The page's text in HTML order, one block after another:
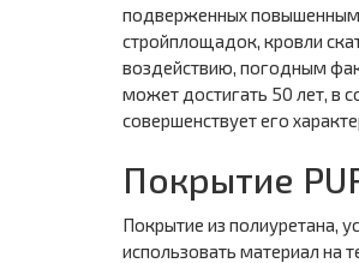
подверженных повышенным
стройплощадок, кровли
воздействию, погодным
может достигать 50 лет, в
совершенствует его
Покрытие
Покрытие из полиуретана,
использовать материал на